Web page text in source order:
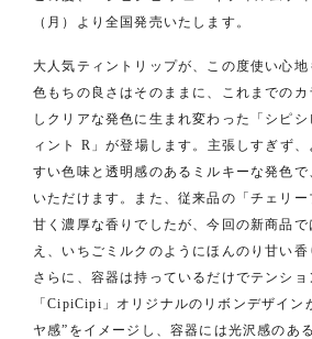
（⽉）より全国発売いたします。
⼤⼈気ティントリップが、この度使い⼼地
⾊もちの良さはそのままに、これまでの
しクリアな発⾊に⽣まれ変わった「シピ
ィント R」が登場します。主張しすぎず
すい⾊味と透明感のあるミルキーな発⾊
いただけます。また、従来品の「チェリ
⽢く濃厚な⾹りでしたが、今回の新商品で
え、いちごミルクのようにほんのり⽢い⾹
さらに、容器は持っているだけでテンショ
「CipiCipi」オリジナルのリボンデザイン
ヤ感”をイメージし、容器には光沢感のあ